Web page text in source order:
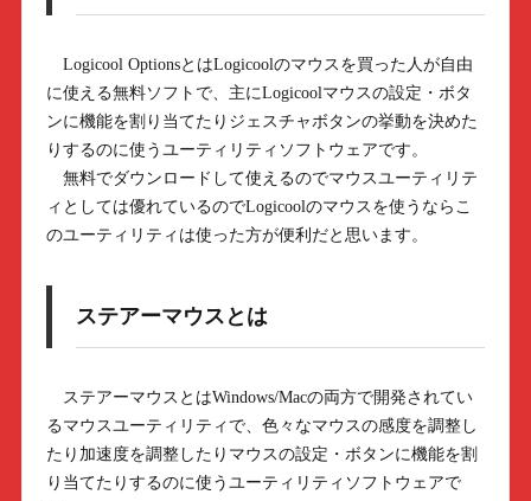
Logicool OptionsとはLogicoolのマウスを買った人が自由
に使える無料ソフトで、主にLogicoolマウスの設定・ボタ
ンに機能を割り当てたりジェスチャボタンの挙動を決めた
りするのに使うユーティリティソフトウェアです。
無料でダウンロードして使えるのでマウスユーティリテ
ィとしては優れているのでLogicoolのマウスを使うならこ
のユーティリティは使った方が便利だと思います。
ステアーマウスとは
ステアーマウスとはWindows/Macの両方で開発されてい
るマウスユーティリティで、色々なマウスの感度を調整し
たり加速度を調整したりマウスの設定・ボタンに機能を割
り当てたりするのに使うユーティリティソフトウェアで